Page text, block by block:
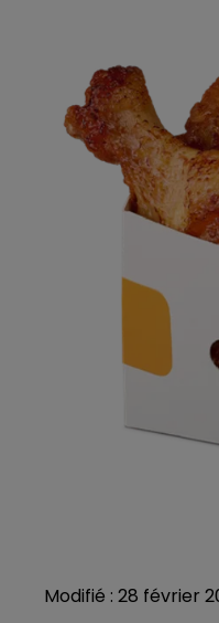
Modifié : 28 février